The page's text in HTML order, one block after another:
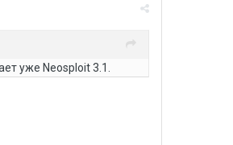
уже Neosploit 3.1.